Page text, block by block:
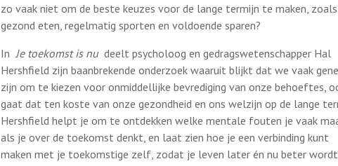
zo vaak niet om de beste keuzes voor de lange termijn te maken, zoals
gezond eten, regelmatig sporten en voldoende sparen?
InJe toekomst is nu deelt psycholoog en gedragswetenschapper Hal
Hershfield zijn baanbrekende onderzoek waaruit blijkt dat we vaak
zijn om te kiezen voor onmiddellijke bevrediging van onze behoeftes,
gaat dat ten koste van onze gezondheid en ons welzijn op de lange
Hershfield helpt je om te ontdekken welke mentale fouten je vaak
als je over de toekomst denkt, en laat zien hoe je een verbinding kunt
maken met je toekomstige zelf, zodat je leven later én nu beter